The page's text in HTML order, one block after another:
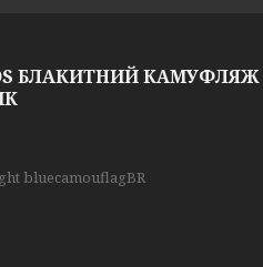
БЛАКИТНИЙ
bluecamouflagBR